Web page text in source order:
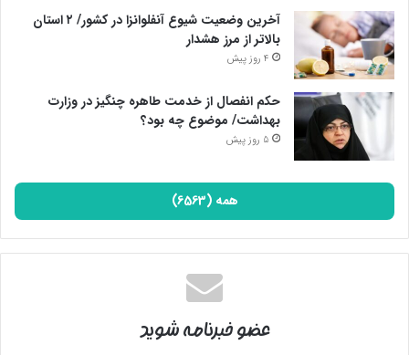
آخرین وضعیت شیوع آنفلوانزا در کشور/ ۲ استان
بالاتر از مرز هشدار
4 روز پیش
حکم انفصال از خدمت طاهره چنگیز در وزارت
بهداشت/ موضوع چه بود؟
5 روز پیش
همه (6563)
عضو خبرنامه شوید